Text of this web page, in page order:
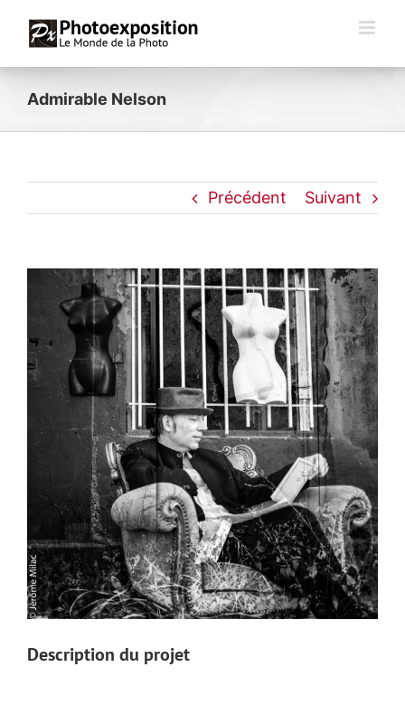
Admirable Nelson
Précédent Suivant
Description du projet